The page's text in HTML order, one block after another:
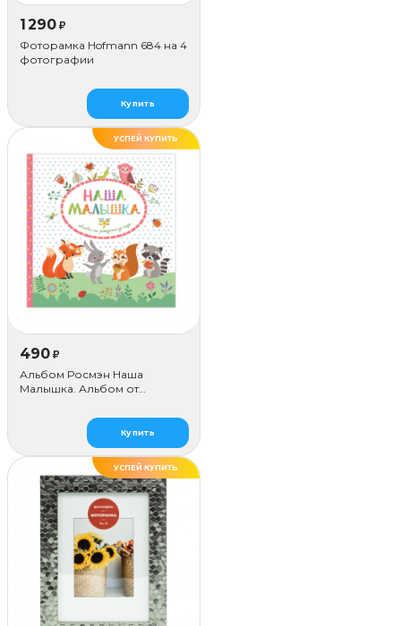
1 290 ₽
Фоторамка Hofmann 684 на 4
фотографии
Купить
УСПЕЙ КУПИТЬ
490 ₽
Альбом Росмэн Наша
Малышка. Альбом от
Купить
УСПЕЙ КУПИТЬ